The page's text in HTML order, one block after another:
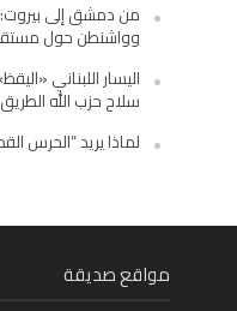
من دمشق إلى بيروت:
وواشنطن حول
اليسار اللبناني
سلاح حزب الله
لماذا يريد “الحرس
مواقع صديقة